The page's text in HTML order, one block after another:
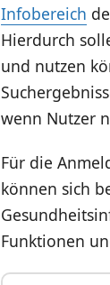
Infobereich
Hierdurch
und nutzen
wenn Nutzer
Für die
können sich
Funktionen